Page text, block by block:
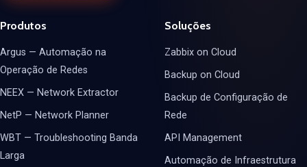
Produtos
Argus — Automação na
Operação de Redes
NEEX — Network Extractor
NetP — Network Planner
WBT — Troubleshooting Banda
Larga
Soluções
Zabbix on Cloud
Backup on Cloud
Backup de Configuração de
Rede
API Management
Automação de Infraestrutura